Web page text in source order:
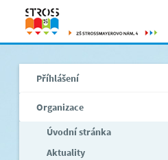
Příhlášení
Organizace
Úvodní stránka
Aktuality